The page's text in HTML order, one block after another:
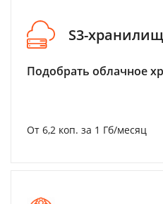
S3-
Подобрать облачное
От 6,2 коп. за 1 Гб/месяц